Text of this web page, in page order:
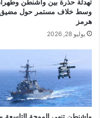
تهدئة حذرة بين واشنطن
وسط خلاف مستمر حول
هرمز
يوليو 28, 2026